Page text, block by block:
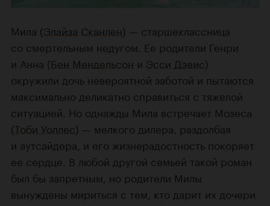
Мила (Элайза Сканлен) — старшеклассница
со смертельным недугом. Ее родители Генри
и Анна (Бен Мендельсон и Эсси Дэвис)
окружили дочь невероятной заботой и пытаются
максимально деликатно справиться с тяжелой
ситуацией. Но однажды Мила встречает Мозеса
(Тоби Уоллес) — мелкого дилера, раздолбая
и аутсайдера, и его жизнерадостность покоряет
ее сердце. В любой другой семьей такой роман
был бы запретным, но родители Милы
вынуждены мириться с тем, кто дарит их дочери